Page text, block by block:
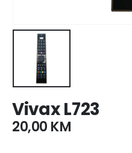
Vivax L723
20,00 KM